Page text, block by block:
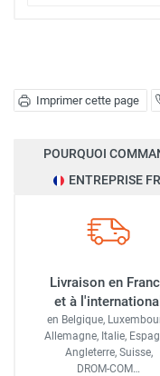
Imprimer cette page
POURQUOI
ENTREPRISE
Livraison en
et à l'international
en Belgique,
Allemagne, Italie,
Angleterre, Suisse,
DROM-COM…